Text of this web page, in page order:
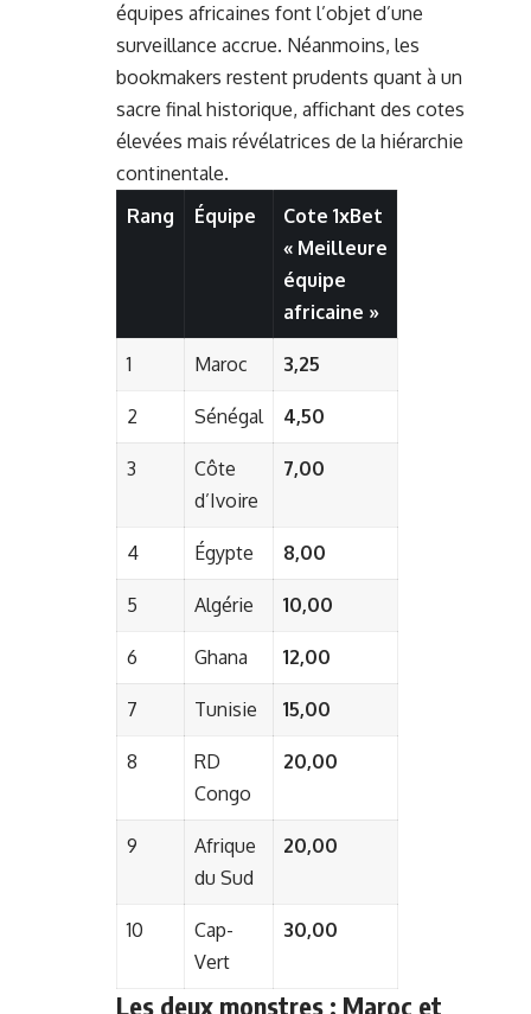
équipes africaines font l’objet d’une
surveillance accrue. Néanmoins, les
bookmakers restent prudents quant à un
sacre final historique, affichant des cotes
élevées mais révélatrices de la hiérarchie
continentale.
Rang
Équipe
Cote 1xBet
« Meilleure
équipe
africaine »
1 Maroc 3,25
2 Sénégal 4,50
3
Côte
d’Ivoire
7,00
4 Égypte 8,00
5 Algérie 10,00
6 Ghana 12,00
7 Tunisie 15,00
8
RD
Congo
20,00
9
Afrique
du Sud
20,00
10
Cap-
Vert
30,00
Les deux monstres : Maroc et